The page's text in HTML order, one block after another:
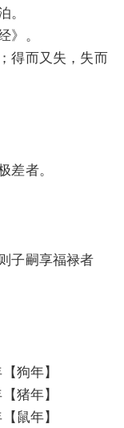
》。
得而又失，失而
差者。
子嗣享福禄者
狗年】
猪年】
鼠年】